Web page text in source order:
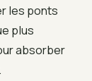
les ponts
plus
absorber